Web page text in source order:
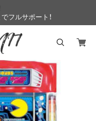
フルサポート！